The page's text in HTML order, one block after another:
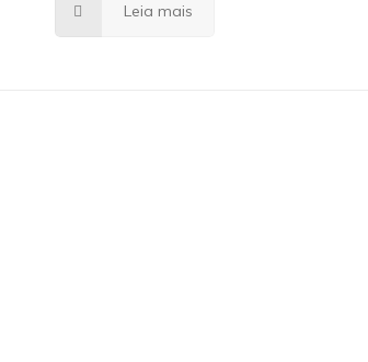
Leia mais